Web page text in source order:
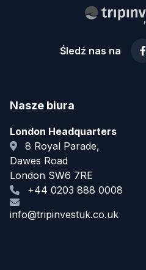
Śledź nas na
Nasze biura
London Headquarters
8 Royal Parade,
Dawes Road
London SW6 7RE
+44 0203 888 0008
info@tripinvestuk.co.uk